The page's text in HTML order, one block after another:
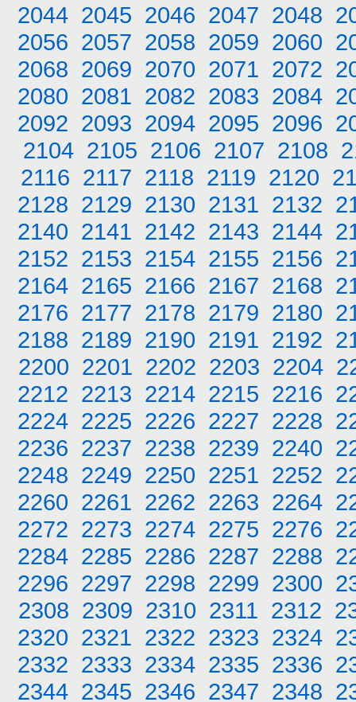
2044 2045 2046 2047 2048
2056 2057 2058 2059 2060
2068 2069 2070 2071 2072
2080 2081 2082 2083 2084
2092 2093 2094 2095 2096
2104 2105 2106 2107 2108
2116 2117 2118 2119 2120
2128 2129 2130 2131 2132
2140 2141 2142 2143 2144
2152 2153 2154 2155 2156
2164 2165 2166 2167 2168
2176 2177 2178 2179 2180
2188 2189 2190 2191 2192
2200 2201 2202 2203 2204
2212 2213 2214 2215 2216
2224 2225 2226 2227 2228
2236 2237 2238 2239 2240
2248 2249 2250 2251 2252
2260 2261 2262 2263 2264
2272 2273 2274 2275 2276
2284 2285 2286 2287 2288
2296 2297 2298 2299 2300
2308 2309 2310 2311 2312
2320 2321 2322 2323 2324
2332 2333 2334 2335 2336
2344 2345 2346 2347 2348